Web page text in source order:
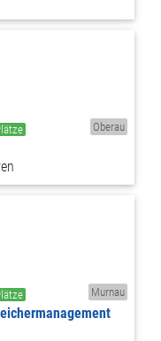
Oberau
Murnau